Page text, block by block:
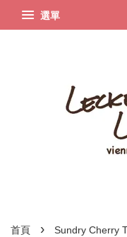
選單
首頁 › Sundry Cherry